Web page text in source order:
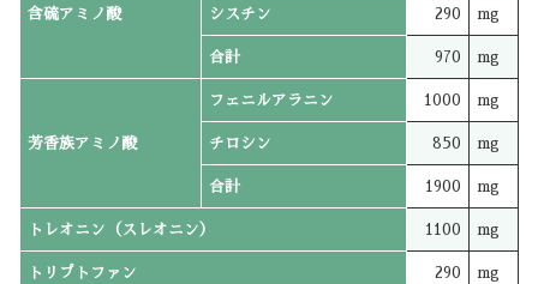
含硫アミノ酸 シスチン 290 mg
合計 970 mg
芳香族アミノ酸
フェニルアラニン 1000 mg
チロシン 850 mg
合計 1900 mg
トレオニン（スレオニン） 1100 mg
トリプトファン 290 mg